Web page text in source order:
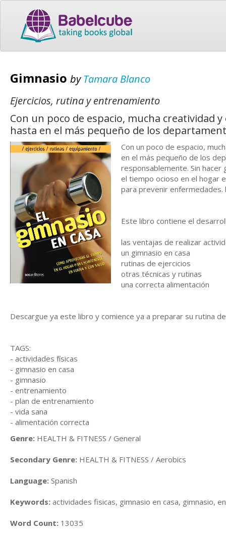
Gimnasio by Tamara Blanco
Ejercicios, rutina y entrenamiento
Con un poco de espacio, mucha
hasta en el más pequeño de los
Con un poco de espacio,
en el más pequeño de los
responsablemente. Sin
el tiempo ocioso en el hogar
para prevenir enfermedades.
Este libro contiene el
las ventajas de realizar
un gimnasio en casa
rutinas de ejercicios
otras técnicas y rutinas
una correcta alimentación
Descargue ya este libro y comience ya a preparar su rutina
TAGS:
- actividades físicas
- gimnasio en casa
- gimnasio
- entrenamiento
- plan de entrenamiento
- vida sana
- alimentación correcta
Genre: HEALTH & FITNESS / General
Secondary Genre: HEALTH & FITNESS / Aerobics
Language: Spanish
Keywords: actividades fisicas, gimnasio en casa, gimnasio,
Word Count: 13035